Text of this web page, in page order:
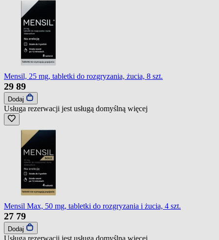
Mensil, 25 mg, tabletki do rozgryzania, żucia, 8 szt.
29 89
Dodaj
Usługa rezerwacji jest usługą domyślną więcej
Mensil Max, 50 mg, tabletki do rozgryzania i żucia, 4 szt.
27 79
Dodaj
Usługa rezerwacji jest usługą domyślną więcej